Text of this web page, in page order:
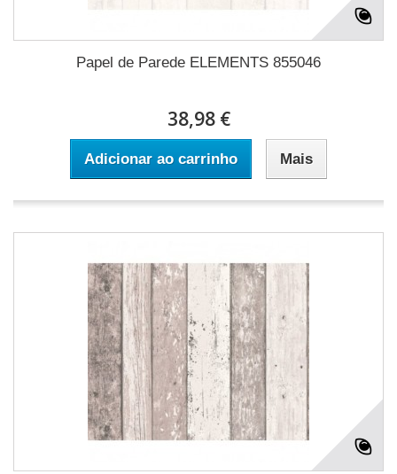
Papel de Parede ELEMENTS 855046
38,98 €
Adicionar ao carrinho Mais